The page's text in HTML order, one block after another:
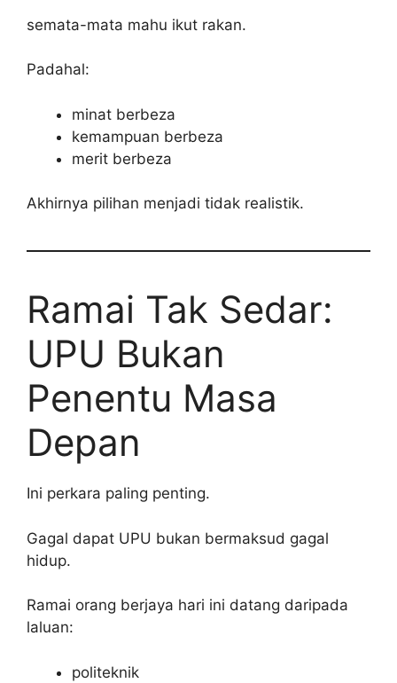
semata-mata mahu ikut rakan.
Padahal:
minat berbeza
kemampuan berbeza
merit berbeza
Akhirnya pilihan menjadi tidak realistik.
Ramai Tak Sedar:
UPU Bukan
Penentu Masa
Depan
Ini perkara paling penting.
Gagal dapat UPU bukan bermaksud gagal
hidup.
Ramai orang berjaya hari ini datang daripada
laluan:
politeknik